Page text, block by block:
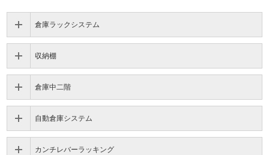
倉庫ラックシステム
収納棚
倉庫中二階
自動倉庫システム
カンチレバーラッキング